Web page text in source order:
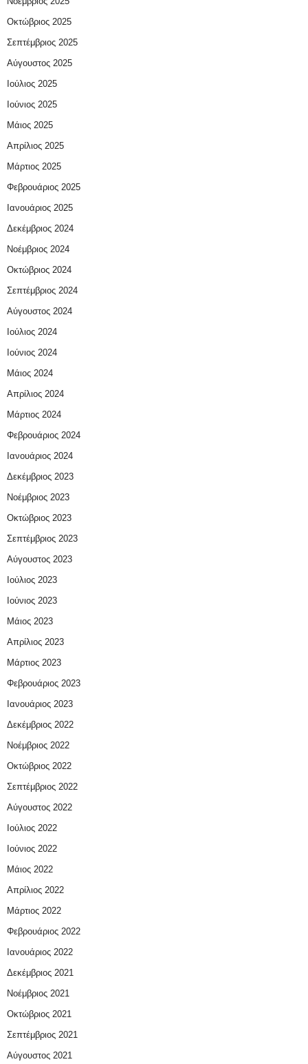
Οκτώβριος 2025
Σεπτέμβριος 2025
Αύγουστος 2025
Ιούλιος 2025
Ιούνιος 2025
Μάιος 2025
Απρίλιος 2025
Μάρτιος 2025
Φεβρουάριος 2025
Ιανουάριος 2025
Δεκέμβριος 2024
Νοέμβριος 2024
Οκτώβριος 2024
Σεπτέμβριος 2024
Αύγουστος 2024
Ιούλιος 2024
Ιούνιος 2024
Μάιος 2024
Απρίλιος 2024
Μάρτιος 2024
Φεβρουάριος 2024
Ιανουάριος 2024
Δεκέμβριος 2023
Νοέμβριος 2023
Οκτώβριος 2023
Σεπτέμβριος 2023
Αύγουστος 2023
Ιούλιος 2023
Ιούνιος 2023
Μάιος 2023
Απρίλιος 2023
Μάρτιος 2023
Φεβρουάριος 2023
Ιανουάριος 2023
Δεκέμβριος 2022
Νοέμβριος 2022
Οκτώβριος 2022
Σεπτέμβριος 2022
Αύγουστος 2022
Ιούλιος 2022
Ιούνιος 2022
Μάιος 2022
Απρίλιος 2022
Μάρτιος 2022
Φεβρουάριος 2022
Ιανουάριος 2022
Δεκέμβριος 2021
Νοέμβριος 2021
Οκτώβριος 2021
Σεπτέμβριος 2021
Αύγουστος 2021